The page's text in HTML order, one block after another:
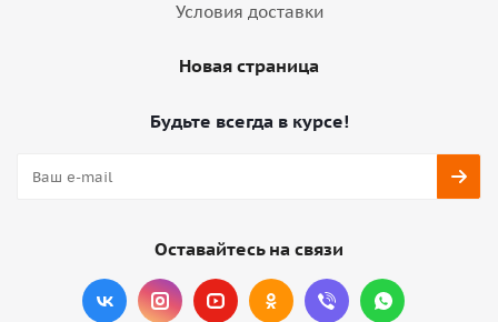
Условия доставки
Новая страница
Будьте всегда в курсе!
Оставайтесь на связи